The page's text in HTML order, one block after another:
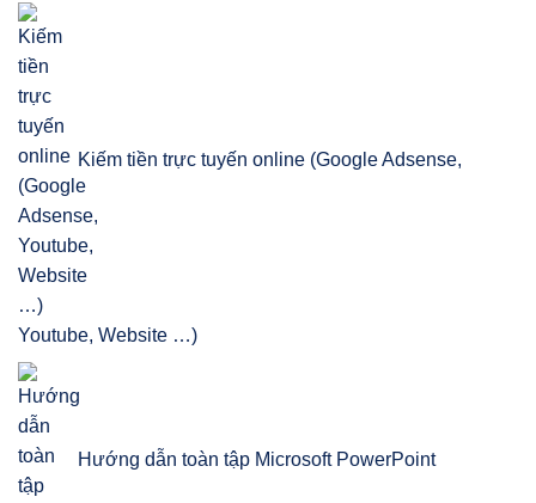
Kiếm tiền trực tuyến online (Google Adsense,
Youtube, Website …)
Hướng dẫn toàn tập Microsoft PowerPoint